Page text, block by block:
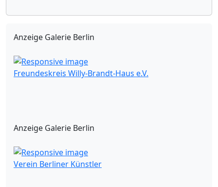
Anzeige Galerie Berlin
Freundeskreis Willy-Brandt-Haus e.V.
Anzeige Galerie Berlin
Verein Berliner Künstler